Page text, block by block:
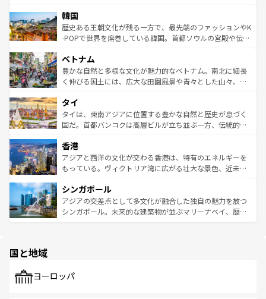
はコンテンツ一覧
いる。アクティビティも充実しており、サーフィンやダイ
ビング、ハイキングなど、アウトドア好きにはたまらな
い。オーストラリアの多彩な魅力を存分に味わいつくそ
参照してほしい。
ン）、静ひつな山岳地帯である台湾東部など、都市の喧騒
と山間の静けさが共存しており、訪れる人に新しい発見と
驚きをもたらしてくれる。また、奥深い台湾の食文化も魅
容にもいいと評判のスイーツなど、バラエティ豊かな料理
が味わえる。 なお、新着の台湾情報は コンテンツ一覧を参
照してほしい。
韓国
歴史ある王朝文化が残る一方で、最先端のファッションやK
-POPで世界を席巻している韓国。首都ソウルの宮殿や伝統
き、地方に足を延ばせば四季折々の自然美を楽しむことが
できる。そして、キムチや焼肉、絶品のストリートフード
まで、さまざまな韓国料理が待っている。夜には、韓国な
リティに包まれながら、韓国の多彩な魅力を心ゆくまで味
わってみてほしい。 なお、新着の韓国情報はコンテンツ一
覧を参照してほしい。
ベトナム
豊かな自然と多様な文化が魅力的なベトナム。南北に細長
く伸びる国土には、広大な田園風景や青々とした山々、世
急速な発展と共に伝統が息づく。ハノイの古い町並みやホ
ーチミン市のフランス統治時代の建物も、独特の雰囲気を
醸し出している。また、バラエティの豊かさとおいしさで
とつ。フォーやバインミー、ベトナムコーヒーなどは、ぜ
ひ現地で味わいたい。どの地域を訪れてもあたたかい人々
が旅行者を迎えてくれるので、きっと忘れられない旅にな
参照してほしい。
タイ
タイは、東南アジアに位置する豊かな自然と歴史が息づく
国だ。首都バンコクは高層ビルが立ち並ぶ一方、伝統的な
の活気が交差している。北部ではチェンマイなどの山岳地
帯で自然と触れ合い、南部ではプーケットやクラビの美し
いビーチでリゾート気分を楽しむことができる。タイ料理
激する。気候は一年中温暖で、どの季節にも異なる楽しみ
が待っている。親しみやすいタイの人々、仏教を中心とし
た文化、そして多様な観光資源が、訪れる旅人を魅了し続
香港
アジアと西洋の文化が交わる香港は、特有のエネルギーを
もっている。ヴィクトリア湾に広がる壮大な景色、近未来
み、どこを訪れても感動するはず。観光スポットが密集し
ており、効率よく見どころを回れるのも魅力。息をのむよ
うな絶景から文化的な体験まで、香港を存分に楽しみ尽く
シンガポール
アジアの交差点として多文化が融合した独自の魅力を放つ
シンガポール。未来的な建築物が並ぶマリーナベイ、歴史
で、ホーカーズは地元の風情を楽しめる外せないスポット
国と地域
ヨーロッパ